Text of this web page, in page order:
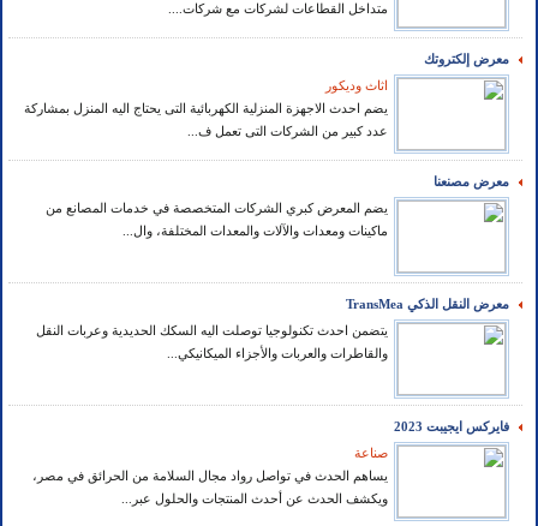
متداخل القطاعات لشركات مع شركات....
معرض إلكتروتك
اثاث وديكور
يضم احدث الاجهزة المنزلية الكهربائية التى يحتاج اليه المنزل بمشاركة
عدد كبير من الشركات التى تعمل ف...
معرض مصنعنا
يضم المعرض كبري الشركات المتخصصة في خدمات المصانع من
ماكينات ومعدات والآلات والمعدات المختلفة، وال...
معرض النقل الذكي TransMea
يتضمن احدث تكنولوجيا توصلت اليه السكك الحديدية وعربات النقل
والقاطرات والعربات والأجزاء الميكانيكي...
فايركس ايجيبت 2023
صناعة
يساهم الحدث في تواصل رواد مجال السلامة من الحرائق في مصر،
ويكشف الحدث عن أحدث المنتجات والحلول عبر...